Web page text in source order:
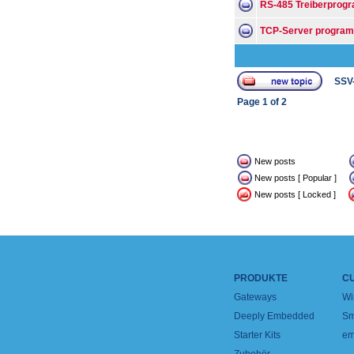
RS-485
TCP-Server
Page 1 of 2
New posts
New posts [ Popular ]
New posts [ Locked ]
PRODUKTE
Gateways
Deeply Embedded
Starter Kits